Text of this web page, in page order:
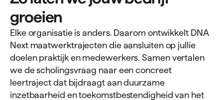
groeien
Elke organisatie is anders. Daarom ontwikkelt DNA
Next maatwerktrajecten die aansluiten op jullie
doelen praktijk en medewerkers. Samen vertalen
we de scholingsvraag naar een concreet
leertraject dat bijdraagt aan duurzame
inzetbaarheid en toekomstbestendigheid van het